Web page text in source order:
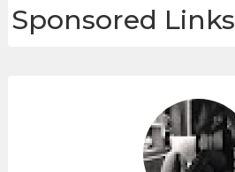
Sponsored Links